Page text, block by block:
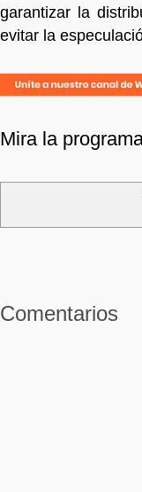
garantizar la
evitar la
Mira la
Comentarios